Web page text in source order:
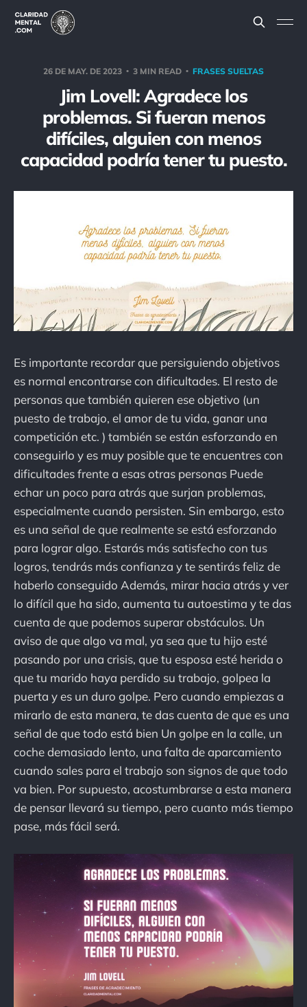
26 DE MAY. DE 2023 3 MIN READ FRASES SUELTAS
Jim Lovell: Agradece los
problemas. Si fueran menos
difíciles, alguien con menos
capacidad podría tener tu puesto.
Es importante recordar que persiguiendo objetivos
es normal encontrarse con dificultades. El resto de
personas que también quieren ese objetivo (un
puesto de trabajo, el amor de tu vida, ganar una
competición etc. ) también se están esforzando en
conseguirlo y es muy posible que te encuentres con
dificultades frente a esas otras personas Puede
echar un poco para atrás que surjan problemas,
especialmente cuando persisten. Sin embargo, esto
es una señal de que realmente se está esforzando
para lograr algo. Estarás más satisfecho con tus
logros, tendrás más confianza y te sentirás feliz de
haberlo conseguido Además, mirar hacia atrás y ver
lo difícil que ha sido, aumenta tu autoestima y te das
cuenta de que podemos superar obstáculos. Un
aviso de que algo va mal, ya sea que tu hijo esté
pasando por una crisis, que tu esposa esté herida o
que tu marido haya perdido su trabajo, golpea la
puerta y es un duro golpe. Pero cuando empiezas a
mirarlo de esta manera, te das cuenta de que es una
señal de que todo está bien Un golpe en la calle, un
coche demasiado lento, una falta de aparcamiento
cuando sales para el trabajo son signos de que todo
va bien. Por supuesto, acostumbrarse a esta manera
de pensar llevará su tiempo, pero cuanto más tiempo
pase, más fácil será.